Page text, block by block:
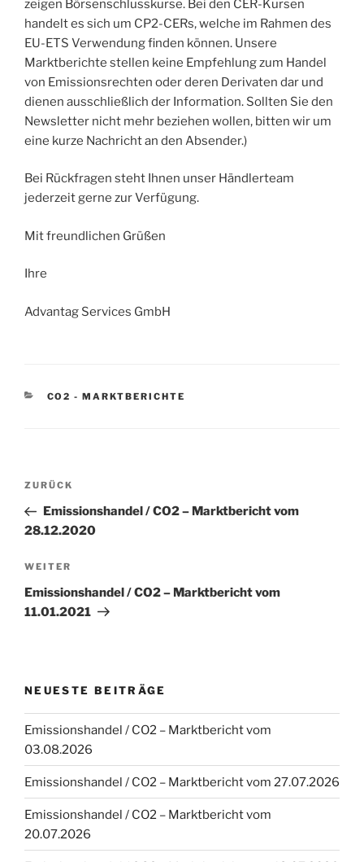
zeigen Börsenschlusskurse. Bei den CER-Kursen
handelt es sich um CP2-CERs, welche im Rahmen des
EU-ETS Verwendung finden können. Unsere
Marktberichte stellen keine Empfehlung zum Handel
von Emissionsrechten oder deren Derivaten dar und
dienen ausschließlich der Information. Sollten Sie den
Newsletter nicht mehr beziehen wollen, bitten wir um
eine kurze Nachricht an den Absender.)
Bei Rückfragen steht Ihnen unser Händlerteam
jederzeit gerne zur Verfügung.
Mit freundlichen Grüßen
Ihre
Advantag Services GmbH
KATEGORIEN
CO2 - MARKTBERICHTE
Beitragsnavigation
Vorheriger
Beitrag
ZURÜCK
Emissionshandel / CO2 – Marktbericht vom
28.12.2020
Nächster
Beitrag
WEITER
Emissionshandel / CO2 – Marktbericht vom
11.01.2021
NEUESTE BEITRÄGE
Emissionshandel / CO2 – Marktbericht vom
03.08.2026
Emissionshandel / CO2 – Marktbericht vom 27.07.2026
Emissionshandel / CO2 – Marktbericht vom
20.07.2026